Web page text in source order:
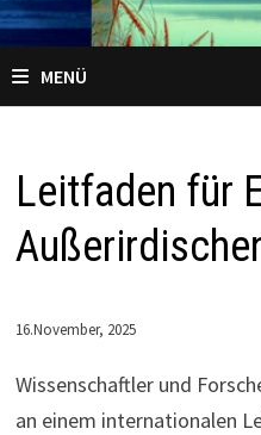
MENÜ
Leitfaden für
16.November, 2025
Wissenschaftler und
an einem internationalen